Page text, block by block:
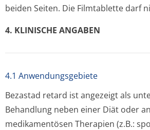
beiden Seiten. Die Filmtablette darf
4. KLINISCHE ANGABEN
4.1 Anwendungsgebiete
Bezastad retard ist angezeigt als
Behandlung neben einer Diät oder
medikamentösen Therapien (z.B.: